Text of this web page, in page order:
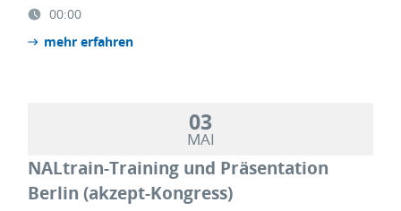
00:00
mehr erfahren
03
MAI
NALtrain-Training und Präsentation
Berlin (akzept-Kongress)